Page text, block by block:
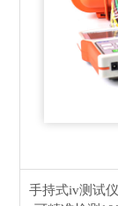
手持式iv测试